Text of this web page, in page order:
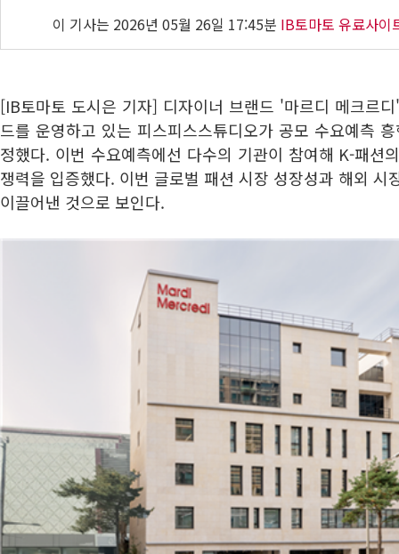
이 기사는 2026년 05월 26일 17:45분 IB토마토 유료사이
[IB토마토 도시은 기자] 디자이너 브랜드 '마르디 메크르
드를 운영하고 있는 피스피스스튜디오가 공모 수요예측
정했다. 이번 수요예측에선 다수의 기관이 참여해 K-패션
쟁력을 입증했다. 이번 글로벌 패션 시장 성장성과 해외 시
이끌어낸 것으로 보인다.